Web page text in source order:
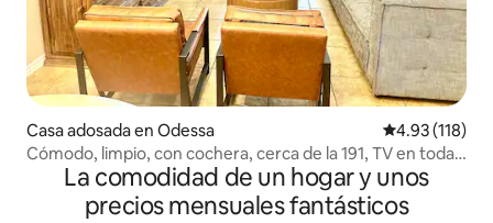
Casa adosada en Odessa Calificación
4.93 (118)
Cómodo, limpio, con cochera, cerca de la 191, TV en todas
las habitaciones
La comodidad de un hogar y unos
precios mensuales fantásticos